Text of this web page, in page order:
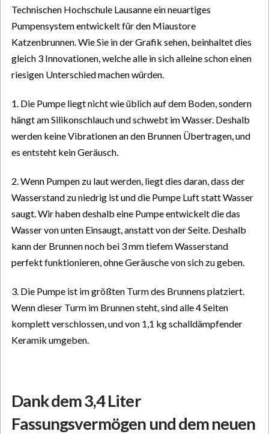
Technischen Hochschule Lausanne ein neuartiges
Pumpensystem entwickelt für den Miaustore
Katzenbrunnen. Wie Sie in der Grafik sehen, beinhaltet dies
gleich 3 Innovationen, welche alle in sich alleine schon einen
riesigen Unterschied machen würden.
1. Die Pumpe liegt nicht wie üblich auf dem Boden, sondern
hängt am Silikonschlauch und schwebt im Wasser. Deshalb
werden keine Vibrationen an den Brunnen Übertragen, und
es entsteht kein Geräusch.
2. Wenn Pumpen zu laut werden, liegt dies daran, dass der
Wasserstand zu niedrig ist und die Pumpe Luft statt Wasser
saugt. Wir haben deshalb eine Pumpe entwickelt die das
Wasser von unten Einsaugt, anstatt von der Seite. Deshalb
kann der Brunnen noch bei 3 mm tiefem Wasserstand
perfekt funktionieren, ohne Geräusche von sich zu geben.
3. Die Pumpe ist im größten Turm des Brunnens platziert.
Wenn dieser Turm im Brunnen steht, sind alle 4 Seiten
komplett verschlossen, und von 1,1 kg schalldämpfender
Keramik umgeben.
Dank dem 3,4 Liter
Fassungsvermögen und dem neuen